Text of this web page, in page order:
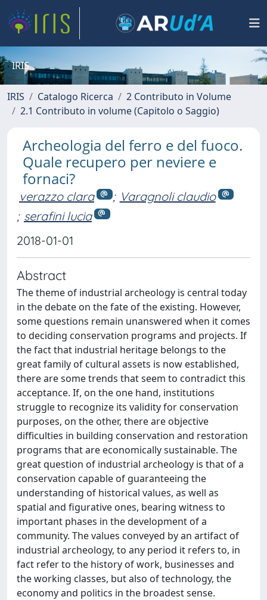
IRIS
IRIS Catalogo Ricerca
2 Contributo in Volume
2.1 Contributo in volume (Capitolo o Saggio)
Archeologia del ferro e del fuoco.
Quale recupero per neviere e
fornaci?
verazzo clara ; Varagnoli claudio
; serafini lucia
2018-01-01
Abstract
The theme of industrial archeology is central today
in the debate on the fate of the existing. However,
some questions remain unanswered when it comes
to deciding conservation programs and projects. If
the fact that industrial heritage belongs to the
great family of cultural assets is now established,
there are some trends that seem to contradict this
acceptance. If, on the one hand, institutions
struggle to recognize its validity for conservation
purposes, on the other, there are objective
difficulties in building conservation and restoration
programs that are economically sustainable. The
great question of industrial archeology is that of a
conservation capable of guaranteeing the
understanding of historical values, as well as
spatial and figurative ones, bearing witness to
important phases in the development of a
community. The values conveyed by an artifact of
industrial archeology, to any period it refers to, in
fact refer to the history of work, businesses and
the working classes, but also of technology, the
economy and politics in the broadest sense.